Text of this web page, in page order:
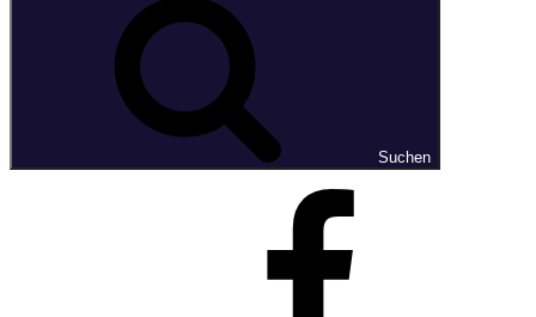
Suchen